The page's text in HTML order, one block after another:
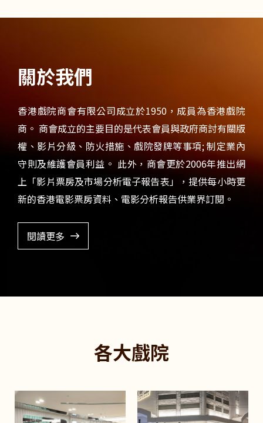
關於我們
香港戲院商會有限公司成立於1950，成員為香港戲院
商。 商會成立的主要目的是代表會員與政府商討有關版
權、影片分級、防火措施、戲院發牌等事項; 制定業內
守則及維護會員利益。 此外，商會更於2006年推出網
上「影片票房及市場分析電子報告表」，提供每小時更
新的香港電影票房資料、電影分析報告供業界訂閱。
閱讀更多
各大戲院